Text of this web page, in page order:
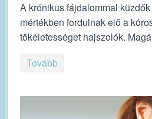
A krónikus fájdalommal
mértékben fordulnak elő a
tökéletességet hajszolók.
Tovább